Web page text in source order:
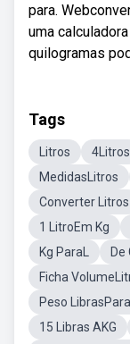
para.
uma
quilogramas
Tags
Litros 4Litros
MedidasLitros
Converter Litros
1 LitroEm Kg
Kg ParaL
De
Ficha
Peso
15 Libras AKG